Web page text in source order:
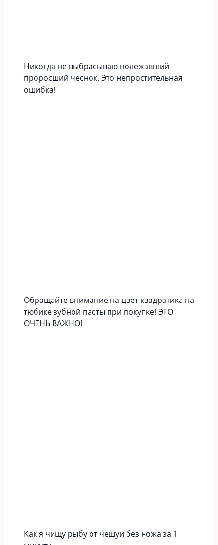
Никогда не выбрасываю полежавший
проросший чеснок. Это непростительная
ошибка!
Обращайте внимание на цвет квадратика на
тюбике зубной пасты при покупке! ЭТО
ОЧЕНЬ ВАЖНО!
Как я чищу рыбу от чешуи без ножа за 1